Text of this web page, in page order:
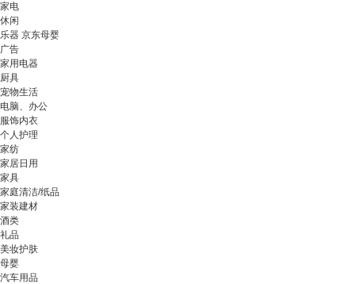
家电
休闲
乐器 京东母婴
广告
家用电器
厨具
宠物生活
电脑、办公
服饰内衣
个人护理
家纺
家居日用
家具
家庭清洁/纸品
家装建材
酒类
礼品
美妆护肤
母婴
汽车用品